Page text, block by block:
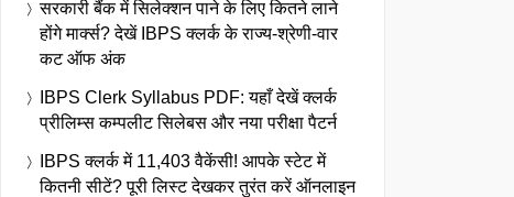
सरकारी बैंक में सिलेक्शन पाने के लिए कितने लाने
होंगे मार्क्स? देखें IBPS क्लर्क के राज्य-श्रेणी-वार
कट ऑफ अंक
IBPS Clerk Syllabus PDF: यहाँ देखें क्लर्क
प्रीलिम्स कम्पलीट सिलेबस और नया परीक्षा पैटर्न
IBPS क्लर्क में 11,403 वैकेंसी! आपके स्टेट में
कितनी सीटें? पूरी लिस्ट देखकर तुरंत करें ऑनलाइन